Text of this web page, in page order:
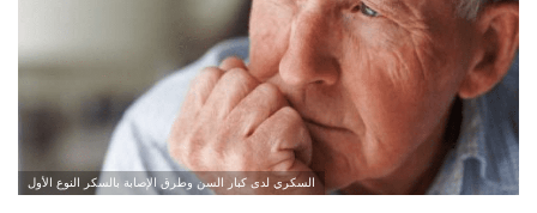
السكري لدى كبار السن وطرق الإصابة بالسكر النوع الأول